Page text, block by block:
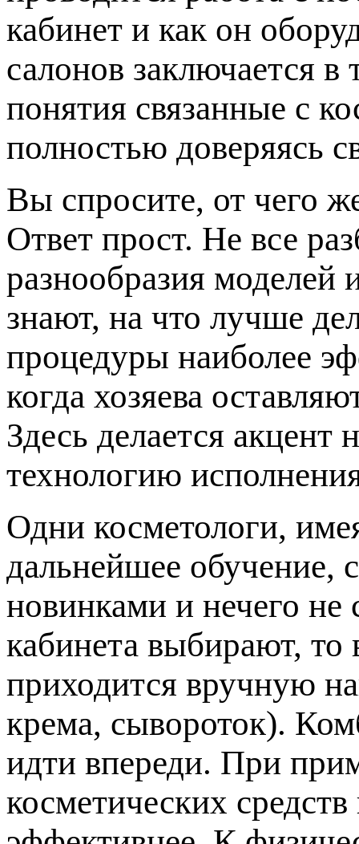
кабинет и как он
салонов заключается
понятия связанные с
полностью доверяясь
Вы спросите, от чего
Ответ прост. Не все
разнообразия моделей
знают, на что лучше
процедуры наиболее
когда хозяева
Здесь делается акцент
технологию
Одни косметологи,
дальнейшее обучение,
новинками и нечего
кабинета выбирают, то
приходится вручную
крема, сывороток).
идти впереди. При
косметических